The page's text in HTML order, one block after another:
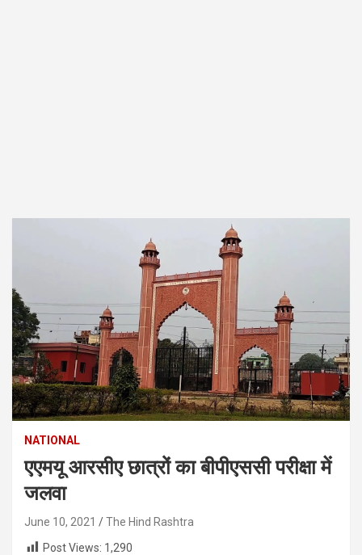
NATIONAL
एएमयू आरसीए छात्रों का बीपीएससी परीक्षा में
जलवा
June 10, 2021
The Hind Rashtra
Post Views: 1,290